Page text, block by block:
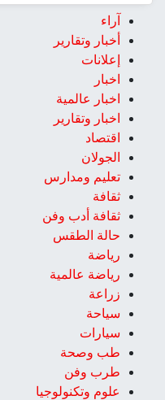
آراء
أخبار وتقارير
إعلانات
اخبار
اخبار عالمية
اخبار وتقارير
اقتصاد
الجولان
تعليم ومدارس
ثقافة
ثقافة أدب وفن
حالة الطقس
رياضة
رياضة عالمية
زراعة
سياحة
سيارات
طب وصحة
طرب وفن
علوم وتكنولوجيا